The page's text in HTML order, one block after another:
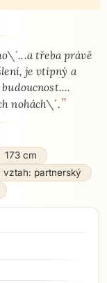
třeba právě
je vtipný a
nohách\´.”
173 cm
vztah: partnerský